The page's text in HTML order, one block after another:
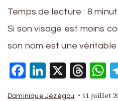
Temps de lecture : 8
Si son visage est moins
son nom est une
Facebook
LinkedIn
X
Dominique Jézégou 11 juillet